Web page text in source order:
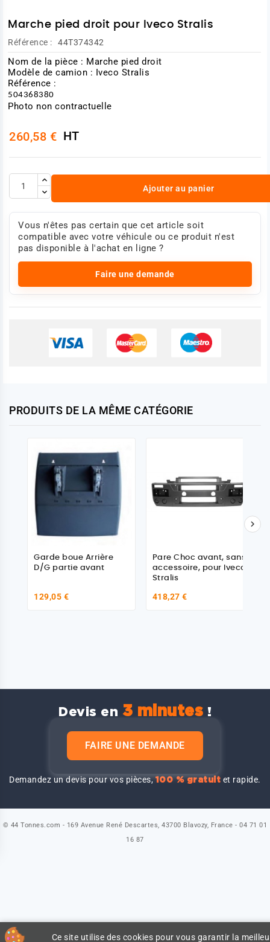
Marche pied droit pour Iveco Stralis
Référence : 44T374342
Nom de la pièce : Marche pied droit
Modèle de camion : Iveco Stralis
Référence :
504368380
Photo non contractuelle
260,58 € HT
Ajouter au panier
Vous n'êtes pas certain que cet article soit
compatible avec votre véhicule ou ce produit n'est
pas disponible à l'achat en ligne ?
Faire une demande
PRODUITS DE LA MÊME CATÉGORIE
Garde boue Arrière
D/G partie avant
129,05 €
Pare Choc avant, sans
accessoire, pour Iveco
Stralis
418,27 €

Devis en 3 minutes !
FAIRE UNE DEMANDE
Demandez un devis pour vos pièces,100 % gratuit et rapide.
Ce site utilise des cookies pour vous garantir la
© 44 Tonnes.com - 169 Avenue René Descartes, 43700 Blavozy, France - 04 71 01
16 87